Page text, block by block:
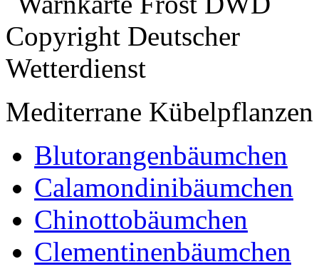
Mediterrane Kübelpflanzen
Blutorangenbäumchen
Calamondinibäumchen
Chinottobäumchen
Clementinenbäumchen